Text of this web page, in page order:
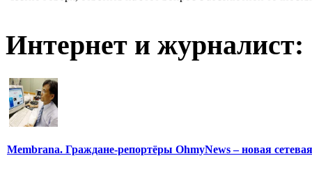
Интернет и журналист:
Membrana. Граждане-репортёры OhmyNews – новая